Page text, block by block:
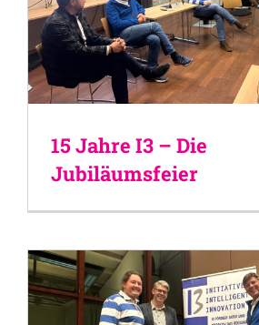
15 Jahre I3 – Die
Jubiläumsfeier